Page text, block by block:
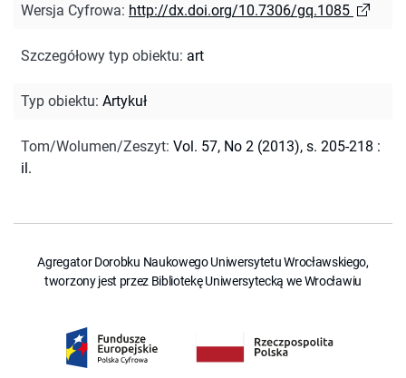
Wersja Cyfrowa: http://dx.doi.org/10.7306/gq.1085
Szczegółowy typ obiektu: art
Typ obiektu: Artykuł
Tom/Wolumen/Zeszyt: Vol. 57, No 2 (2013), s. 205-218 :
il.
Agregator Dorobku Naukowego Uniwersytetu Wrocławskiego,
tworzony jest przez Bibliotekę Uniwersytecką we Wrocławiu